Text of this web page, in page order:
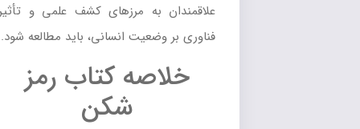
علاقمندان به مرزهای کشف علمی و تأثیر
فناوری بر وضعیت انسانی، باید مطالعه شود.
خلاصه کتاب رمز
شکن